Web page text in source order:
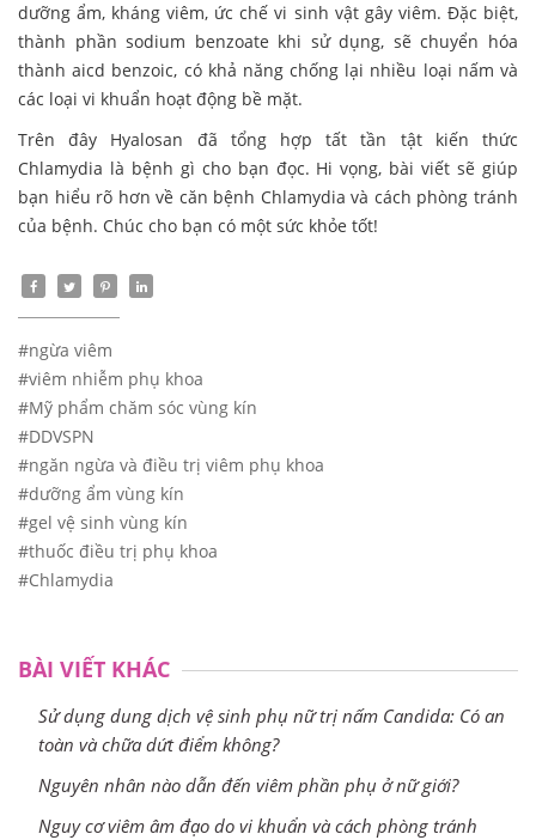
dưỡng ẩm, kháng viêm, ức chế vi sinh vật gây viêm. Đặc biệt,
thành phần sodium benzoate khi sử dụng, sẽ chuyển hóa
thành aicd benzoic, có khả năng chống lại nhiều loại nấm và
các loại vi khuẩn hoạt động bề mặt.
Trên đây Hyalosan đã tổng hợp tất tần tật kiến thức
Chlamydia là bệnh gì cho bạn đọc. Hi vọng, bài viết sẽ giúp
bạn hiểu rõ hơn về căn bệnh Chlamydia và cách phòng tránh
của bệnh. Chúc cho bạn có một sức khỏe tốt!
#ngừa viêm
#viêm nhiễm phụ khoa
#Mỹ phẩm chăm sóc vùng kín
#DDVSPN
#ngăn ngừa và điều trị viêm phụ khoa
#dưỡng ẩm vùng kín
#gel vệ sinh vùng kín
#thuốc điều trị phụ khoa
#Chlamydia
BÀI VIẾT KHÁC
Sử dụng dung dịch vệ sinh phụ nữ trị nấm Candida: Có an
toàn và chữa dứt điểm không?
Nguyên nhân nào dẫn đến viêm phần phụ ở nữ giới?
Nguy cơ viêm âm đạo do vi khuẩn và cách phòng tránh